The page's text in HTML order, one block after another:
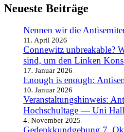
Neueste Beiträge
Nennen wir die
11. April 2026
Connewitz unbreakable?
sind, um den Linken
17. Januar 2026
Enough is enough:
10. Januar 2026
Veranstaltungshinweis:
Hochschultage — Uni
4. November 2025
Gedenkkundgebung 7.